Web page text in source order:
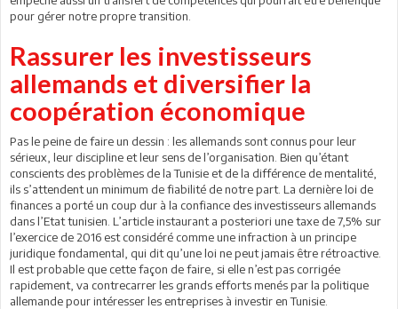
pour gérer notre propre transition.
Rassurer les investisseurs
allemands et diversifier la
coopération économique
Pas le peine de faire un dessin : les allemands sont connus pour leur
sérieux, leur discipline et leur sens de l’organisation. Bien qu’étant
conscients des problèmes de la Tunisie et de la différence de mentalité,
ils s’attendent un minimum de fiabilité de notre part. La dernière loi de
finances a porté un coup dur à la confiance des investisseurs allemands
dans l’Etat tunisien. L’article instaurant a posteriori une taxe de 7,5% sur
l’exercice de 2016 est considéré comme une infraction à un principe
juridique fondamental, qui dit qu’une loi ne peut jamais être rétroactive.
Il est probable que cette façon de faire, si elle n’est pas corrigée
rapidement, va contrecarrer les grands efforts menés par la politique
allemande pour intéresser les entreprises à investir en Tunisie.